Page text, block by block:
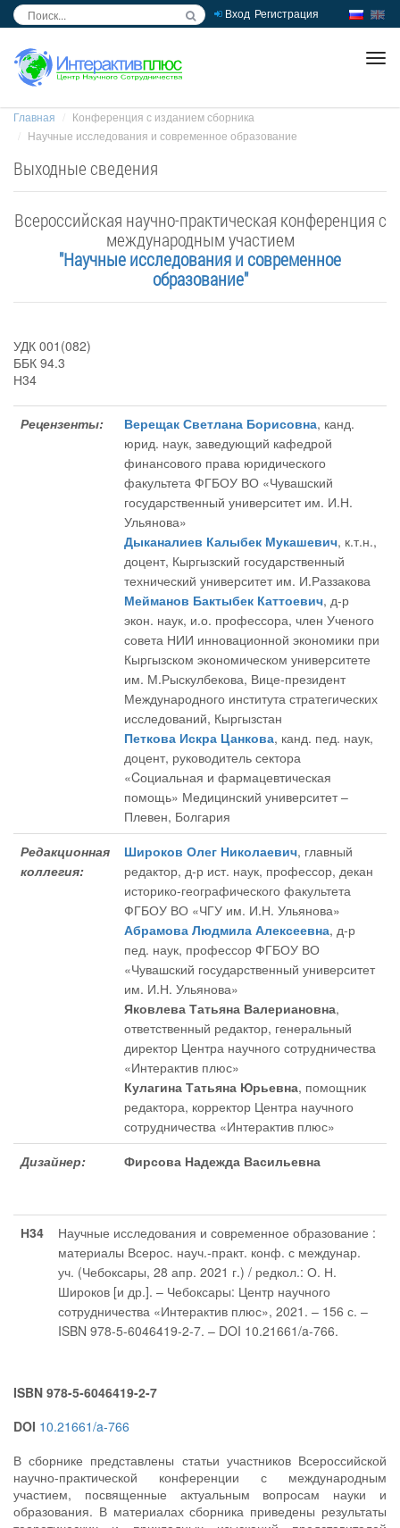
Вход Регистрация
Главная
Конференция с изданием сборника
Научные исследования и современное образование
Выходные сведения
Всероссийская научно-практическая конференция с
международным участием
"Научные исследования и современное
образование"
УДК 001(082)
ББК 94.3
Н34
Рецензенты: Верещак Светлана Борисовна, канд.
юрид. наук, заведующий кафедрой
финансового права юридического
факультета ФГБОУ ВО «Чувашский
государственный университет им. И.Н.
Ульянова»
Дыканалиев Калыбек Мукашевич, к.т.н.,
доцент, Кыргызский государственный
технический университет им. И.Раззакова
Мейманов Бактыбек Каттоевич, д-р
экон. наук, и.о. профессора, член Ученого
совета НИИ инновационной экономики при
Кыргызском экономическом университете
им. М.Рыскулбекова, Вице-президент
Международного института стратегических
исследований, Кыргызстан
Петкова Искра Цанкова, канд. пед. наук,
доцент, руководитель сектора
«Cоциальная и фармацевтическая
помощь» Медицинский университет –
Плевен, Болгария
Редакционная
коллегия:
Широков Олег Николаевич, главный
редактор, д-р ист. наук, профессор, декан
историко-географического факультета
ФГБОУ ВО «ЧГУ им. И.Н. Ульянова»
Абрамова Людмила Алексеевна, д-р
пед. наук, профессор ФГБОУ ВО
«Чувашский государственный университет
им. И.Н. Ульянова»
Яковлева Татьяна Валериановна,
ответственный редактор, генеральный
директор Центра научного сотрудничества
«Интерактив плюс»
Кулагина Татьяна Юрьевна, помощник
редактора, корректор Центра научного
сотрудничества «Интерактив плюс»
Дизайнер:
Фирсова Надежда Васильевна
Н34
Научные исследования и современное образование :
материалы Всерос. науч.-практ. конф. с междунар.
уч. (Чебоксары, 28 апр. 2021 г.) / редкол.: О. Н.
Широков [и др.]. – Чебоксары: Центр научного
сотрудничества «Интерактив плюс», 2021. – 156 с. –
ISBN 978-5-6046419-2-7. – DOI 10.21661/a-766.
ISBN 978-5-6046419-2-7
DOI 10.21661/a-766
В сборнике представлены статьи участников Всероссийской
научно-практической конференции с международным
участием, посвященные актуальным вопросам науки и
образования. В материалах сборника приведены результаты